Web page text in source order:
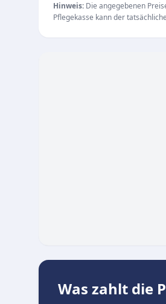
Professionelle und
Individuelle Begleitung
Das engagierte Team
Hinweis: Die angegebenen
Pflegekasse kann der
Was zahlt die